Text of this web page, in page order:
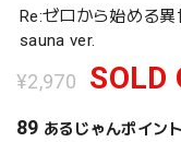
Re:ゼロから始める
sauna ver.
¥2,970 SOLD
89 あるじゃんポイント